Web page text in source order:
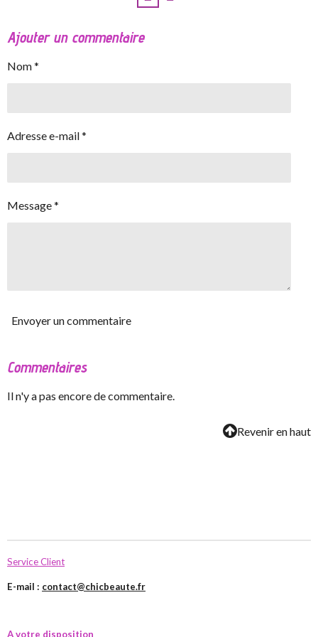
Ajouter un commentaire
Nom *
Adresse e-mail *
Message *
Envoyer un commentaire
Commentaires
Il n'y a pas encore de commentaire.
Revenir en haut
Service Client
E-mail : contact@chicbeaute.fr
A votre disposition